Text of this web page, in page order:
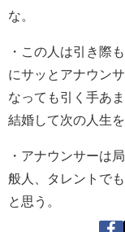
な。
・
この人は引き際
にサッとアナウン
なっても引く手あ
結婚して次の人生
・ アナウンサーは
般人、タレントで
と思う。